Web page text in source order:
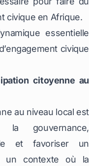
civique en Afrique.
essentielle
civique
citoyenne au
au niveau local est
la gouvernance,
et favoriser un
un contexte où la